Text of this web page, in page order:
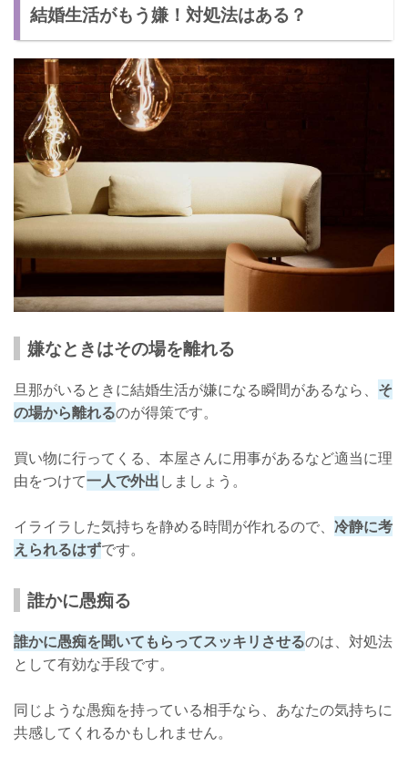
結婚生活がもう嫌！対処法はある？
嫌なときはその場を離れる
旦那がいるときに結婚生活が嫌になる瞬間があるなら、 そ
の場から離れるのが得策です。
買い物に行ってくる、本屋さんに用事があるなど適当に理
由をつけて一人で外出しましょう。
イライラした気持ちを静める時間が作れるので、 冷静に考
えられるはずです。
誰かに愚痴る
誰かに愚痴を聞いてもらってスッキリさせるのは、対処法
として有効な手段です。
同じような愚痴を持っている相手なら、あなたの気持ちに
共感してくれるかもしれません。